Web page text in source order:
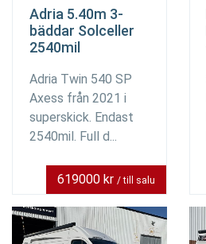
Adria 5.40m 3-
bäddar Solceller
2540mil
Adria Twin 540 SP
Axess från 2021 i
superskick. Endast
2540mil. Full d...
619000 kr / till salu